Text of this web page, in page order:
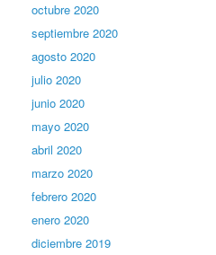
octubre 2020
septiembre 2020
agosto 2020
julio 2020
junio 2020
mayo 2020
abril 2020
marzo 2020
febrero 2020
enero 2020
diciembre 2019